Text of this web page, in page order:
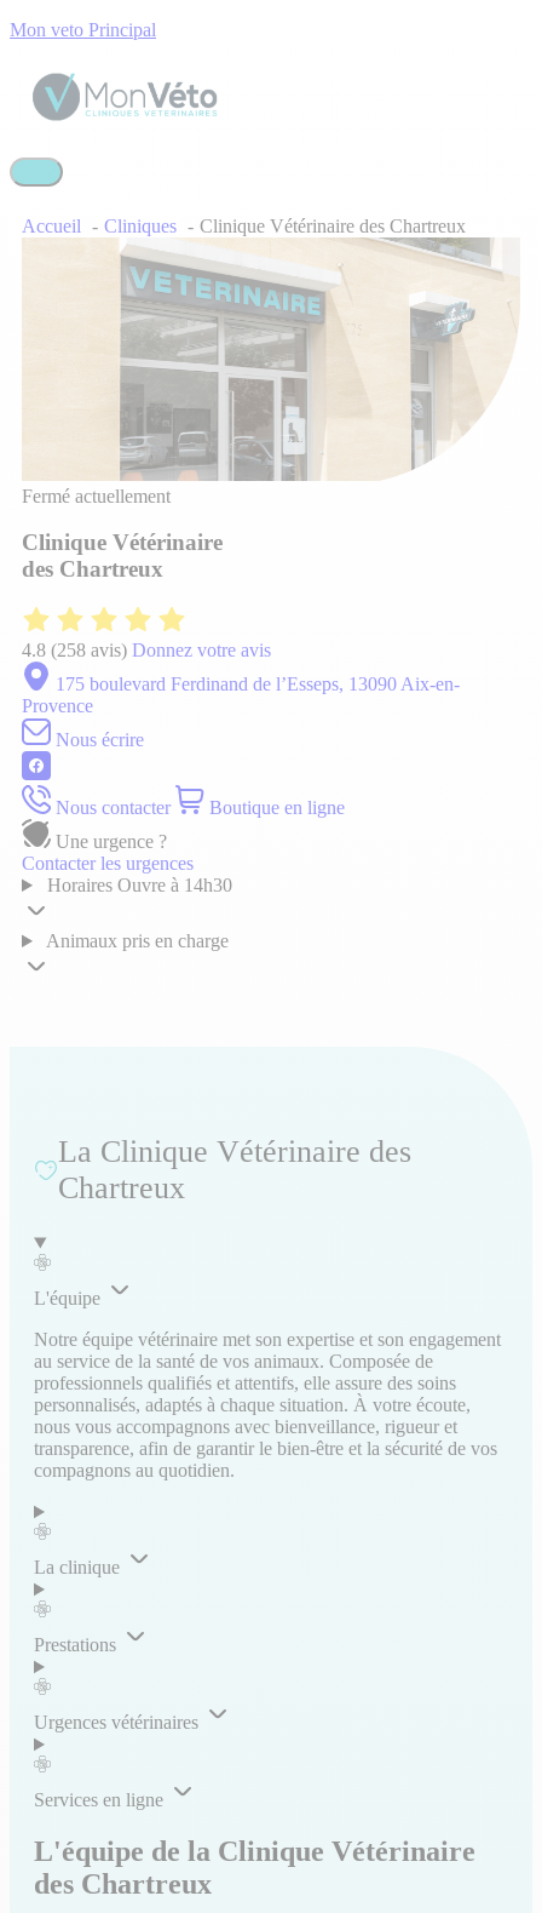
Mon veto Principal
Accueil Cliniques Clinique Vétérinaire des Chartreux
Fermé actuellement
Clinique Vétérinaire
des Chartreux
4.8 (258 avis) Donnez votre avis
175 boulevard Ferdinand de l’Esseps, 13090 Aix-en-
Provence
Nous écrire
Nous contacter
Boutique en ligne
Une urgence ?
Contacter les urgences
Horaires Ouvre à 14h30
Animaux pris en charge
La Clinique Vétérinaire des
Chartreux
L'équipe
Notre équipe vétérinaire met son expertise et son engagement
au service de la santé de vos animaux. Composée de
professionnels qualifiés et attentifs, elle assure des soins
personnalisés, adaptés à chaque situation. À votre écoute,
nous vous accompagnons avec bienveillance, rigueur et
transparence, afin de garantir le bien-être et la sécurité de vos
compagnons au quotidien.
La clinique
Prestations
Urgences vétérinaires
Services en ligne
L'équipe de la Clinique Vétérinaire
des Chartreux